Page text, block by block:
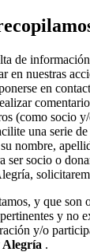
de
en nuestras
en
(como socio
una serie
nombre,
ser socio o
y que son
y no
y/o
.